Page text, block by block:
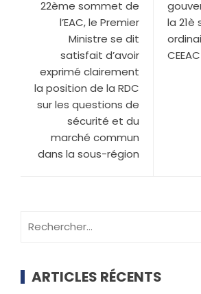
22ème sommet de
l’EAC, le Premier
Ministre se dit
satisfait d’avoir
exprimé clairement
la position de la RDC
sur les questions de
sécurité et du
marché commun
dans la sous-région
la 21è
ARTICLES RÉCENTS